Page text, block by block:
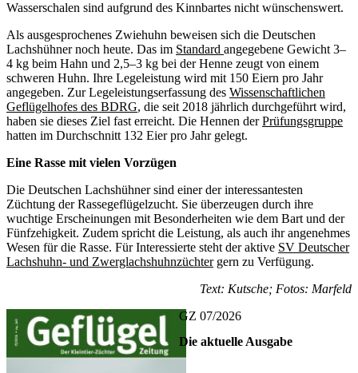
Wasserschalen sind aufgrund des Kinnbartes nicht wünschenswert.
Als ausgesprochenes Zwiehuhn beweisen sich die Deutschen
Lachshühner noch heute. Das im Standard angegebene Gewicht 3–
4 kg beim Hahn und 2,5–3 kg bei der Henne zeugt von einem
schweren Huhn. Ihre Legeleistung wird mit 150 Eiern pro Jahr
angegeben. Zur Legeleistungserfassung des Wissenschaftlichen
Geflügelhofes des BDRG, die seit 2018 jährlich durchgeführt wird,
haben sie dieses Ziel fast erreicht. Die Hennen derPrüfungsgruppe
hatten im Durchschnitt 132 Eier pro Jahr gelegt.
Eine Rasse mit vielen Vorzügen
Die Deutschen Lachshühner sind einer der interessantesten
Züchtung der Rassegeflügelzucht. Sie überzeugen durch ihre
wuchtige Erscheinungen mit Besonderheiten wie dem Bart und der
Fünfzehigkeit. Zudem spricht die Leistung, als auch ihr angenehmes
Wesen für die Rasse. Für Interessierte steht der aktive SV Deutscher
Lachshuhn- und Zwerglachshuhnzüchtergern zu Verfügung.
Text: Kutsche; Fotos: Marfeld
GZ 07/2026
Die aktuelle Ausgabe